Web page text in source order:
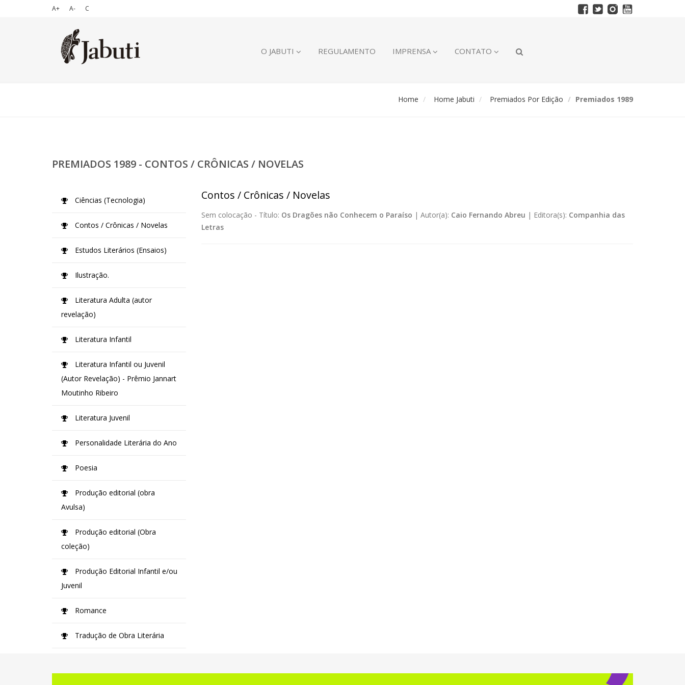
A+ A- C
O JABUTI REGULAMENTO IMPRENSA CONTATO
Home Home Jabuti Premiados Por Edição Premiados 1989
PREMIADOS 1989 - CONTOS / CRÔNICAS / NOVELAS
Contos / Crônicas / Novelas
Sem colocação - Título: Os Dragões não Conhecem o Paraíso | Autor(a): Caio Fernando Abreu | Editora(s): Companhia das
Letras
Ciências (Tecnologia)
Contos / Crônicas / Novelas
Estudos Literários (Ensaios)
Ilustração.
Literatura Adulta (autor
revelação)
Literatura Infantil
Literatura Infantil ou Juvenil
(Autor Revelação) - Prêmio Jannart
Moutinho Ribeiro
Literatura Juvenil
Personalidade Literária do Ano
Poesia
Produção editorial (obra
Avulsa)
Produção editorial (Obra
coleção)
Produção Editorial Infantil e/ou
Juvenil
Romance
Tradução de Obra Literária